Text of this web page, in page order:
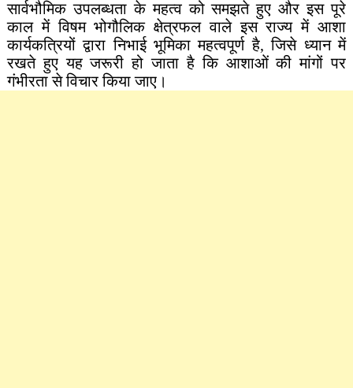
सार्वभौमिक उपलब्धता के महत्व को समझते हुए और इस पूरे
काल में विषम भोगौलिक क्षेत्रफल वाले इस राज्य में आशा
कार्यकत्रियों द्वारा निभाई भूमिका महत्वपूर्ण है, जिसे ध्यान में
रखते हुए यह जरूरी हो जाता है कि आशाओं की मांगों पर
गंभीरता से विचार किया जाए।